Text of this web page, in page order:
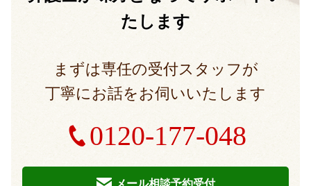
たします
まずは専任の受付スタッフが
丁寧にお話をお伺いいたします
0120-177-048
メール相談予約受付